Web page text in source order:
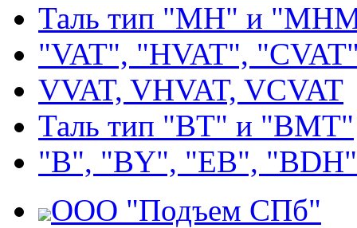
Таль тип "MH" и
"VAT", "HVAT",
VVAT, VHVAT, VCVAT
Таль тип "BT" и "BMT"
"В", "BY", "EВ", "BDH"
ООО "Подъем СПб"